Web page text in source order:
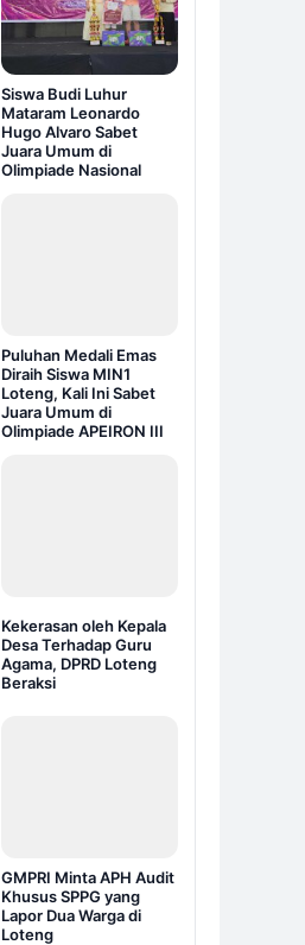
Siswa Budi Luhur
Mataram Leonardo
Hugo Alvaro Sabet
Juara Umum di
Olimpiade Nasional
Puluhan Medali Emas
Diraih Siswa MIN1
Loteng, Kali Ini Sabet
Juara Umum di
Olimpiade APEIRON III
Kekerasan oleh Kepala
Desa Terhadap Guru
Agama, DPRD Loteng
Beraksi
GMPRI Minta APH Audit
Khusus SPPG yang
Lapor Dua Warga di
Loteng